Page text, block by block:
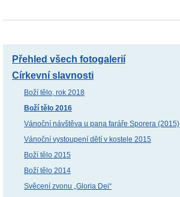
Přehled všech fotogalerií
Církevní slavnosti
Boží tělo, rok 2018
Boží tělo 2016
Vánoční návštěva u pana faráře Sporera (2015)
Vánoční vystoupení dětí v kostele 2015
Boží tělo 2015
Boží tělo 2014
Svěcení zvonu „Gloria Dei“